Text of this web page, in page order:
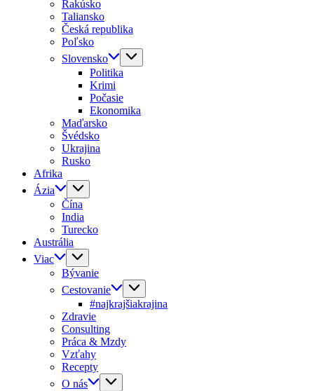
Rakúsko
Taliansko
Česká republika
Poľsko
Slovensko
Politika
Krimi
Počasie
Ekonomika
Maďarsko
Švédsko
Ukrajina
Rusko
Afrika
Ázia
Čína
India
Turecko
Austrália
Viac
Bývanie
Cestovanie
#najkrajšiakrajina
Zdravie
Consulting
Práca & Mzdy
Vzťahy
Recepty
O nás